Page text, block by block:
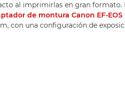
al imprimirlas en gran formato.
de montura Canon EF-EOS
con una configuración de